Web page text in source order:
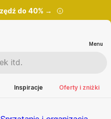
do 40% →
Menu
Inspiracje Oferty i zniżki